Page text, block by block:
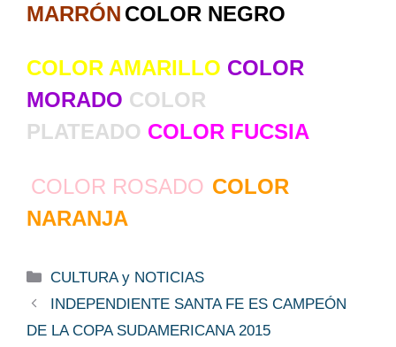
MARRÓN COLOR NEGRO
COLOR AMARILLO COLOR
MORADO COLOR
PLATEADO COLOR FUCSIA
COLOR ROSADO COLOR
NARANJA
Categorías
CULTURA y NOTICIAS
INDEPENDIENTE SANTA FE ES CAMPEÓN
DE LA COPA SUDAMERICANA 2015